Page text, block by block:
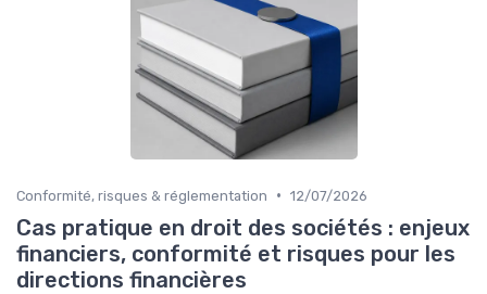
Conformité, risques & réglementation • 12/07/2026
Cas pratique en droit des sociétés : enjeux
financiers, conformité et risques pour les
directions financières